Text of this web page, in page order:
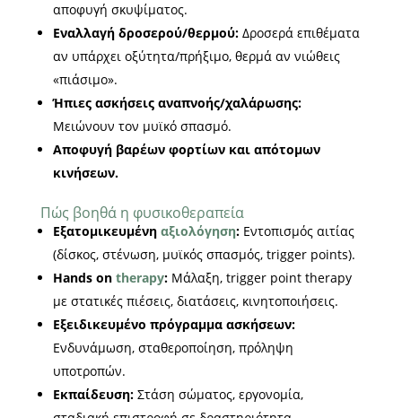
αποφυγή σκυψίματος.
Εναλλαγή δροσερού/θερμού:Δροσερά επιθέματα
αν υπάρχει οξύτητα/πρήξιμο, θερμά αν νιώθεις
«πιάσιμο».
Ήπιες ασκήσεις αναπνοής/χαλάρωσης:
Μειώνουν τον μυϊκό σπασμό.
Αποφυγή βαρέων φορτίων και απότομων
κινήσεων.
Πώς βοηθά η φυσικοθεραπεία
Εξατομικευμένη αξιολόγηση:Εντοπισμός αιτίας
(δίσκος, στένωση, μυϊκός σπασμός, trigger points).
Hands on therapy:Μάλαξη, trigger point therapy
με στατικές πιέσεις, διατάσεις, κινητοποιήσεις.
Εξειδικευμένο πρόγραμμα ασκήσεων:
Ενδυνάμωση, σταθεροποίηση, πρόληψη
υποτροπών.
Εκπαίδευση:Στάση σώματος, εργονομία,